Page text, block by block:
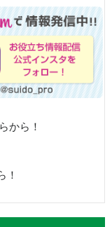
から！
！